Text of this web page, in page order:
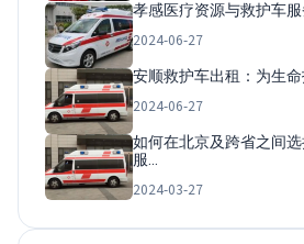
孝感医疗资源与救护车
2024-06-27
安顺救护车出租：为生
2024-06-27
如何在北京及跨省之间
服…
2024-03-27